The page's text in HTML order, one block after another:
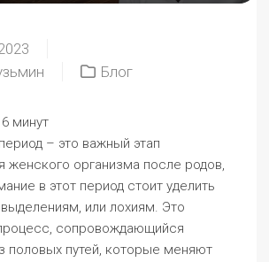
Блог
6 минут
– это важный этап
женского организма после родов,
в этот период стоит уделить
или лохиям. Это
сопровождающийся
половых путей, которые меняют